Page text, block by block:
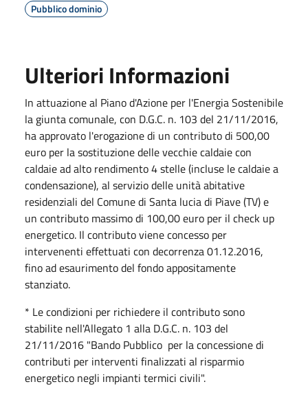
Pubblico dominio
Ulteriori Informazioni
In attuazione al Piano d'Azione per l'Energia Sostenibile
la giunta comunale, con D.G.C. n. 103 del 21/11/2016,
ha approvato l'erogazione di un contributo di 500,00
euro per la sostituzione delle vecchie caldaie con
caldaie ad alto rendimento 4 stelle (incluse le caldaie a
condensazione), al servizio delle unità abitative
residenziali del Comune di Santa lucia di Piave (TV) e
un contributo massimo di 100,00 euro per il check up
energetico. Il contributo viene concesso per
intervenenti effettuati con decorrenza 01.12.2016,
fino ad esaurimento del fondo appositamente
stanziato.
* Le condizioni per richiedere il contributo sono
stabilite nell'Allegato 1 alla D.G.C. n. 103 del
21/11/2016 "Bando Pubblico per la concessione di
contributi per interventi finalizzati al risparmio
energetico negli impianti termici civili".